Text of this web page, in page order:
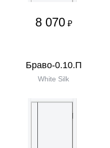
8 070 ₽
Браво-0.10.П
White Silk